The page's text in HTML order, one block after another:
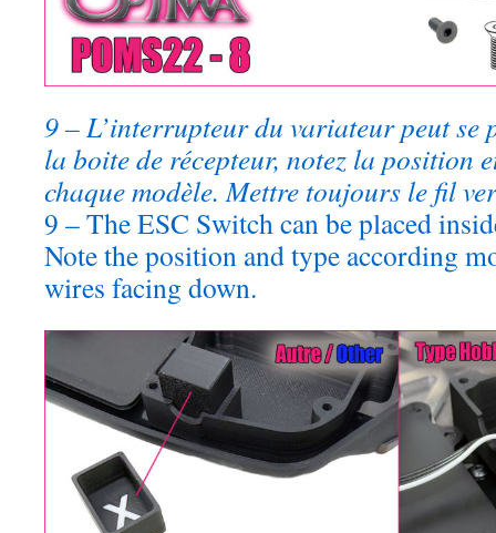
9 – L’interrupteur du variateur peut se
la boite de récepteur, notez la position
chaque modèle. Mettre toujours le fil
9 – The ESC Switch can be placed
Note the position and type according
wires facing down.